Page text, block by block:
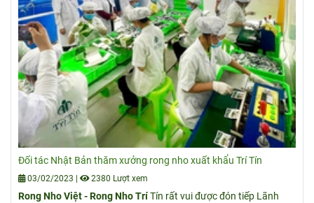
Đối tác Nhật Bản thăm xưởng rong nho xuất khẩu Trí Tín
03/02/2023 2380 Lượt xem
Rong Nho Việt - Rong Nho TríTín rất vui được đón tiếp Lãnh